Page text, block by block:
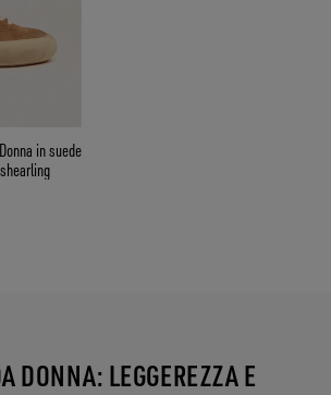
in suede
DONNA: LEGGEREZZA E